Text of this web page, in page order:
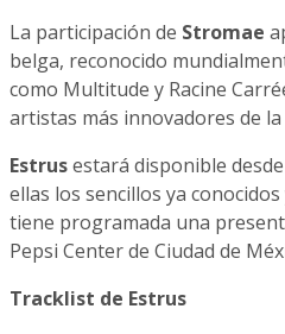
La participación de Stromae
belga, reconocido
como Multitude y Racine
artistas más innovadores de
Estrusestará disponible
ellas los sencillos ya
tiene programada una
Pepsi Center de Ciudad de
Tracklist de Estrus